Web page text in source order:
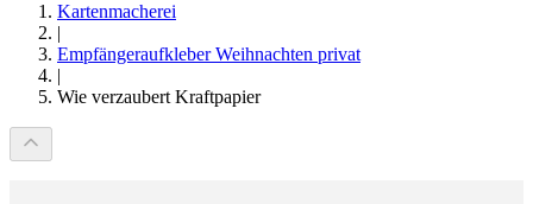
Kartenmacherei
|
Empfängeraufkleber Weihnachten privat
|
Wie verzaubert Kraftpapier